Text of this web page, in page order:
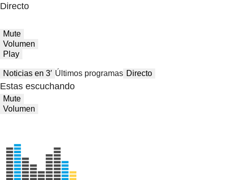
Directo
Mute
Volumen
Play
Noticias en 3′ Últimos programas Directo
Estas escuchando
Mute
Volumen